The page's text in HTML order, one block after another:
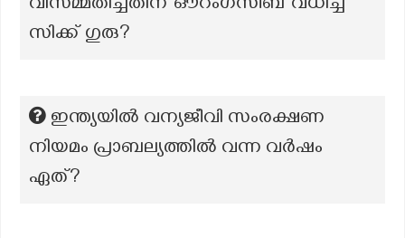
വിസമ്മതിച്ചതിന് ഔറംഗസീബ് വധിച്ച
സിക്ക് ഗുരു?
ഇന്ത്യയിൽ വന്യജീവി സംരക്ഷണ
നിയമം പ്രാബല്യത്തിൽ വന്ന വർഷം
ഏത്?